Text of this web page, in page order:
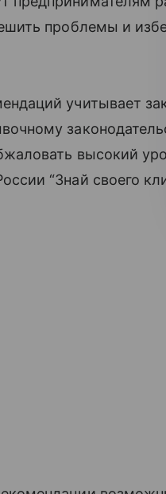
проблемы и
учитывает
высокий
“Знай своего